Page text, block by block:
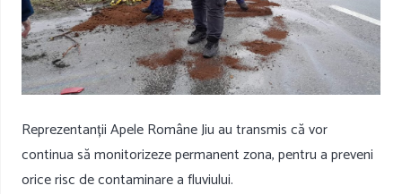
Reprezentanții Apele Române Jiu au transmis că vor
continua să monitorizeze permanent zona, pentru a preveni
orice risc de contaminare a fluviului.